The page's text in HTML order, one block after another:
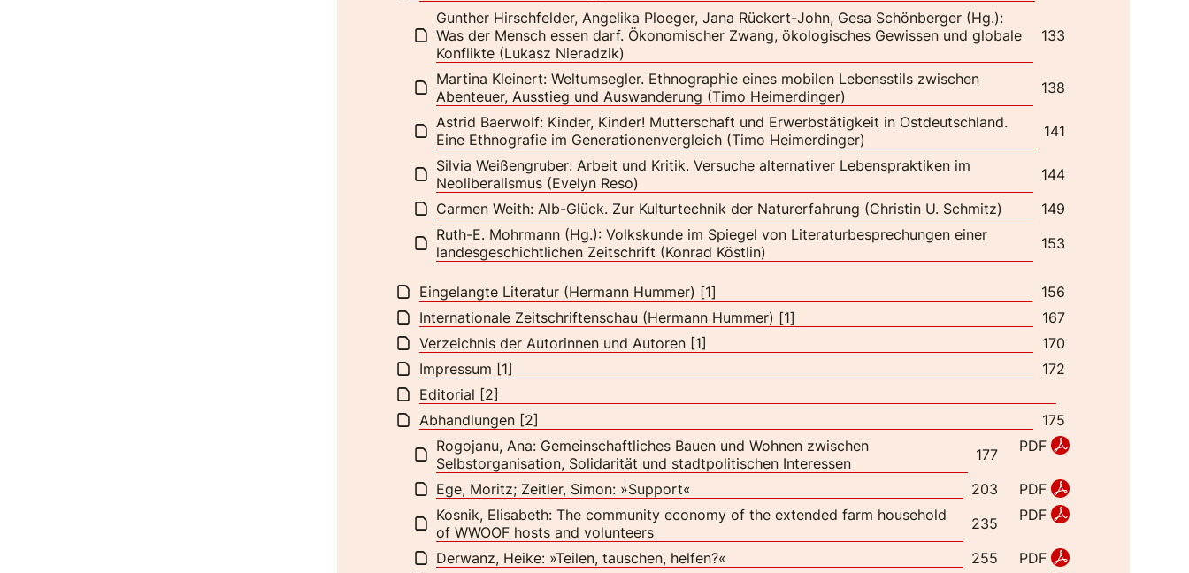
133
Gunther Hirschfelder, Angelika Ploeger, Jana Rückert-John, Gesa Schönberger (Hg.):
Was der Mensch essen darf. Ökonomischer Zwang, ökologisches Gewissen und globale
Konflikte (Lukasz Nieradzik)
138
Martina Kleinert: Weltumsegler. Ethnographie eines mobilen Lebensstils zwischen
Abenteuer, Ausstieg und Auswanderung (Timo Heimerdinger)
141
Astrid Baerwolf: Kinder, Kinder! Mutterschaft und Erwerbstätigkeit in Ostdeutschland.
Eine Ethnografie im Generationenvergleich (Timo Heimerdinger)
144
Silvia Weißengruber: Arbeit und Kritik. Versuche alternativer Lebenspraktiken im
Neoliberalismus (Evelyn Reso)
149
Carmen Weith: Alb-Glück. Zur Kulturtechnik der Naturerfahrung (Christin U. Schmitz)
153
Ruth-E. Mohrmann (Hg.): Volkskunde im Spiegel von Literaturbesprechungen einer
landesgeschichtlichen Zeitschrift (Konrad Köstlin)
156
Eingelangte Literatur (Hermann Hummer) [1]
167
Internationale Zeitschriftenschau (Hermann Hummer) [1]
170
Verzeichnis der Autorinnen und Autoren [1]
172
Impressum [1]
Editorial [2]
175
Abhandlungen [2]
PDF
177
Rogojanu, Ana: Gemeinschaftliches Bauen und Wohnen zwischen
Selbstorganisation, Solidarität und stadtpolitischen Interessen
PDF
203
Ege, Moritz; Zeitler, Simon: »Support«
PDF
235
Kosnik, Elisabeth: The community economy of the extended farm household
of WWOOF hosts and volunteers
PDF
255
Derwanz, Heike: »Teilen, tauschen, helfen?«